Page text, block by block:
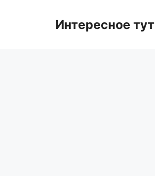
Интересное тут